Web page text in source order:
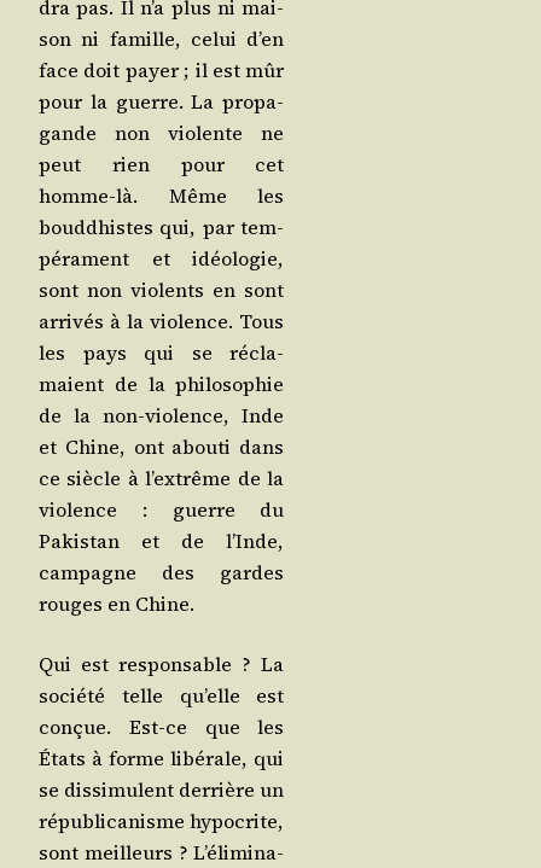
dra pas. Il n’a plus ni mai­
son ni famille, celui d’en
face doit payer ; il est mûr
pour la guerre. La pro­pa­
gande non vio­lente ne
peut rien pour cet
homme-là. Même les
boud­dhistes qui, par tem­
pé­ra­ment et idéo­lo­gie,
sont non vio­lents en sont
arri­vés à la vio­lence. Tous
les pays qui se récla­
maient de la phi­lo­so­phie
de la non-vio­lence, Inde
et Chine, ont abou­ti dans
ce siècle à l’ex­trême de la
vio­lence : guerre du
Pakis­tan et de l’Inde,
cam­pagne des gardes
rouges en Chine.
Qui est res­pon­sable ? La
socié­té telle qu’elle est
conçue. Est-ce que les
États à forme libé­rale, qui
se dis­si­mulent der­rière un
répu­bli­ca­nisme hypo­crite,
sont meilleurs ? L’é­li­mi­na­